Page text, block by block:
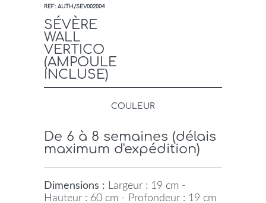
REF: AUTH/SEV002004
SÉVÈRE
WALL
VERTICO
(AMPOULE
INCLUSE)
COULEUR
De 6 à 8 semaines (délais
maximum d'expédition)
Dimensions : Largeur : 19 cm -
Hauteur : 60 cm - Profondeur : 19 cm